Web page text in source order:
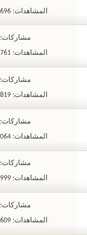
المشاهدات: 2,696
مشاركات: 0
المشاهدات: 2,761
مشاركات: 0
المشاهدات: 2,819
مشاركات: 0
المشاهدات: 3,064
مشاركات: 0
المشاهدات: 2,999
مشاركات: 0
المشاهدات: 3,609